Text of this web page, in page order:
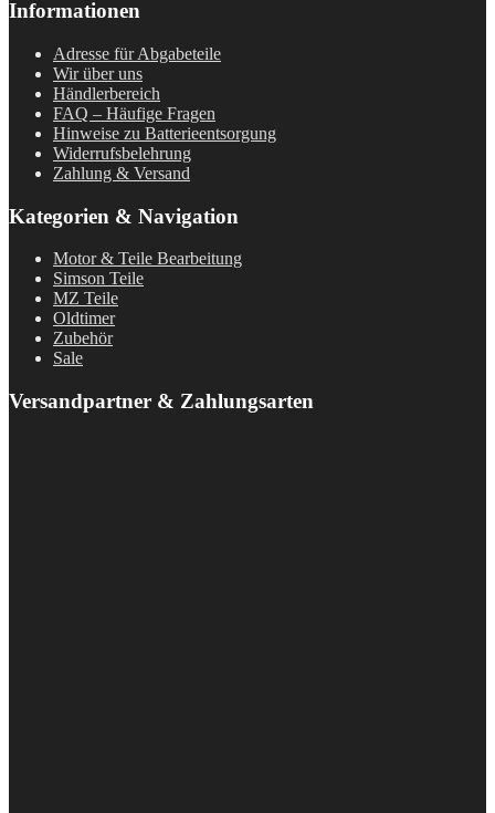
Informationen
Adresse für Abgabeteile
Wir über uns
Händlerbereich
FAQ – Häufige Fragen
Hinweise zu Batterieentsorgung
Widerrufsbelehrung
Zahlung & Versand
Kategorien & Navigation
Motor & Teile Bearbeitung
Simson Teile
MZ Teile
Oldtimer
Zubehör
Sale
Versandpartner & Zahlungsarten